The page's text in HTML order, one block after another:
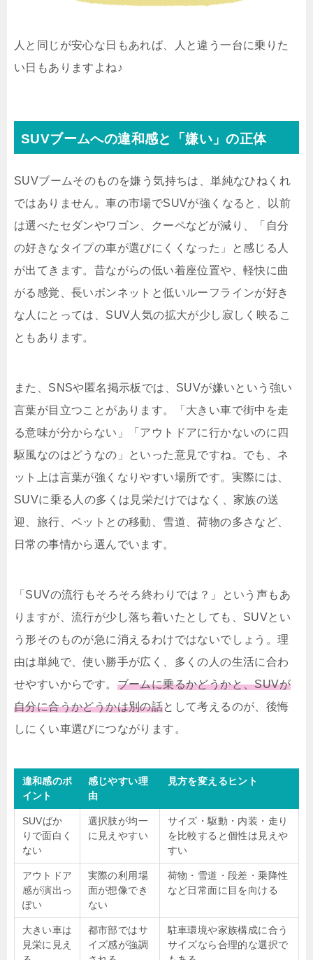
人と同じが安心な日もあれば、人と違う一台に乗りた
い日もありますよね♪
SUVブームへの違和感と「嫌い」の正体
SUVブームそのものを嫌う気持ちは、単純なひねくれ
ではありません。車の市場でSUVが強くなると、以前
は選べたセダンやワゴン、クーペなどが減り、「自分
の好きなタイプの車が選びにくくなった」と感じる人
が出てきます。昔ながらの低い着座位置や、軽快に曲
がる感覚、長いボンネットと低いルーフラインが好き
な人にとっては、SUV人気の拡大が少し寂しく映るこ
ともあります。
また、SNSや匿名掲示板では、SUVが嫌いという強い
言葉が目立つことがあります。「大きい車で街中を走
る意味が分からない」「アウトドアに行かないのに四
駆風なのはどうなの」といった意見ですね。でも、ネ
ット上は言葉が強くなりやすい場所です。実際には、
SUVに乗る人の多くは見栄だけではなく、家族の送
迎、旅行、ペットとの移動、雪道、荷物の多さなど、
日常の事情から選んでいます。
「SUVの流行もそろそろ終わりでは？」という声もあ
りますが、流行が少し落ち着いたとしても、SUVとい
う形そのものが急に消えるわけではないでしょう。理
由は単純で、使い勝手が広く、多くの人の生活に合わ
せやすいからです。 ブームに乗るかどうかと、SUVが
自分に合うかどうかは別の話として考えるのが、後悔
しにくい車選びにつながります。
違和感のポ
イント
感じやすい理
由
見方を変えるヒント
SUVばか
りで面白く
ない
選択肢が均一
に見えやすい
サイズ・駆動・内装・走り
を比較すると個性は見えや
すい
アウトドア
感が演出っ
ぽい
実際の利用場
面が想像でき
ない
荷物・雪道・段差・乗降性
など日常面に目を向ける
大きい車は
見栄に見え
都市部ではサ
イズ感が強調
駐車環境や家族構成に合う
サイズなら合理的な選択で